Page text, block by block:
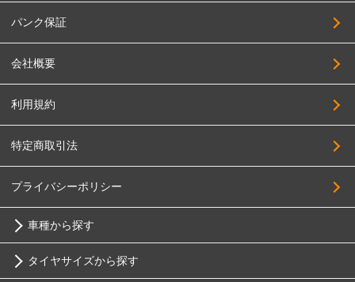
パンク保証
会社概要
利用規約
特定商取引法
プライバシーポリシー
車種から探す
トヨタ
タイヤサイズから探す